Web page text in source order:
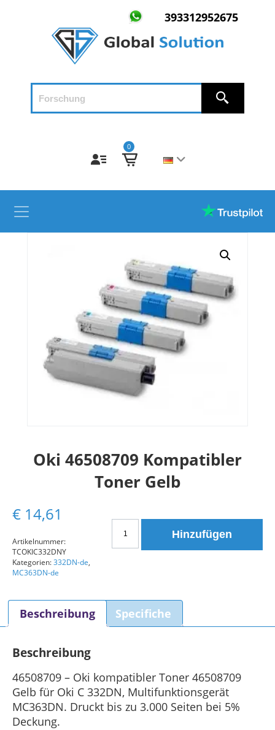
393312952675
0
Oki 46508709 Kompatibler
Toner Gelb
€ 14,61
46508709
Kompatibler
Menge
Hinzufügen
Artikelnummer:
TCOKIC332DNY
Kategorien:332DN-de,
MC363DN-de
Beschreibung Specifiche
Beschreibung
46508709 – Oki kompatibler Toner 46508709
Gelb für Oki C 332DN, Multifunktionsgerät
MC363DN. Druckt bis zu 3.000 Seiten bei 5%
Deckung.